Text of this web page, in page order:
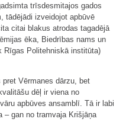
trīsdesmitajos gados
tādējādi izveidojot apbūvē
citai blakus atrodas tagadējā
ēka, Biedrības nams un
Rīgas Politehniskā institūta)
Vērmanes dārzu, bet
dēļ ir viena no
apbūves ansamblī. Tā ir labi
– gan no tramvaja Krišjāņa